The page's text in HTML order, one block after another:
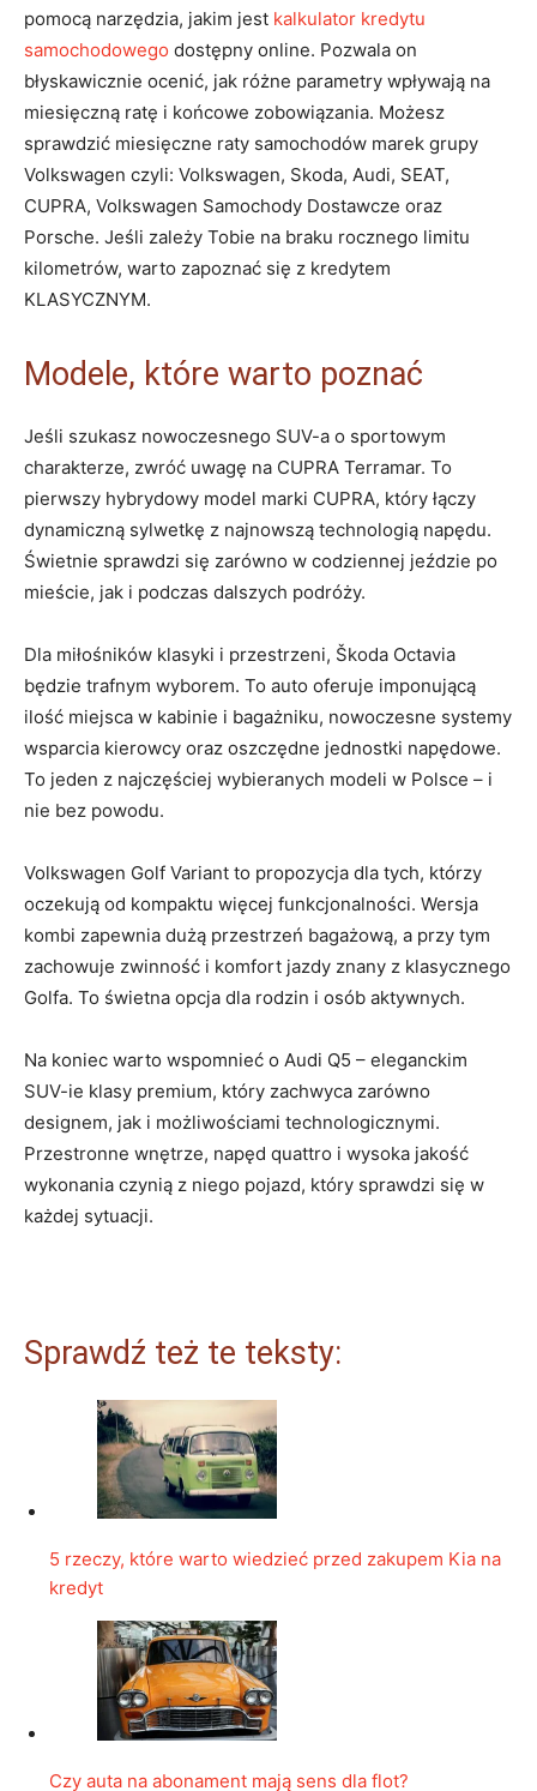
pomocą narzędzia, jakim jest kalkulator kredytu
samochodowego dostępny online. Pozwala on
błyskawicznie ocenić, jak różne parametry wpływają na
miesięczną ratę i końcowe zobowiązania. Możesz
sprawdzić miesięczne raty samochodów marek grupy
Volkswagen czyli: Volkswagen, Skoda, Audi, SEAT,
CUPRA, Volkswagen Samochody Dostawcze oraz
Porsche. Jeśli zależy Tobie na braku rocznego limitu
kilometrów, warto zapoznać się z kredytem
KLASYCZNYM.
Modele, które warto poznać
Jeśli szukasz nowoczesnego SUV-a o sportowym
charakterze, zwróć uwagę na CUPRA Terramar. To
pierwszy hybrydowy model marki CUPRA, który łączy
dynamiczną sylwetkę z najnowszą technologią napędu.
Świetnie sprawdzi się zarówno w codziennej jeździe po
mieście, jak i podczas dalszych podróży.
Dla miłośników klasyki i przestrzeni, Škoda Octavia
będzie trafnym wyborem. To auto oferuje imponującą
ilość miejsca w kabinie i bagażniku, nowoczesne systemy
wsparcia kierowcy oraz oszczędne jednostki napędowe.
To jeden z najczęściej wybieranych modeli w Polsce – i
nie bez powodu.
Volkswagen Golf Variant to propozycja dla tych, którzy
oczekują od kompaktu więcej funkcjonalności. Wersja
kombi zapewnia dużą przestrzeń bagażową, a przy tym
zachowuje zwinność i komfort jazdy znany z klasycznego
Golfa. To świetna opcja dla rodzin i osób aktywnych.
Na koniec warto wspomnieć o Audi Q5 – eleganckim
SUV-ie klasy premium, który zachwyca zarówno
designem, jak i możliwościami technologicznymi.
Przestronne wnętrze, napęd quattro i wysoka jakość
wykonania czynią z niego pojazd, który sprawdzi się w
każdej sytuacji.
Sprawdź też te teksty:
5 rzeczy, które warto wiedzieć przed zakupem Kia na
kredyt
Czy auta na abonament mają sens dla flot?